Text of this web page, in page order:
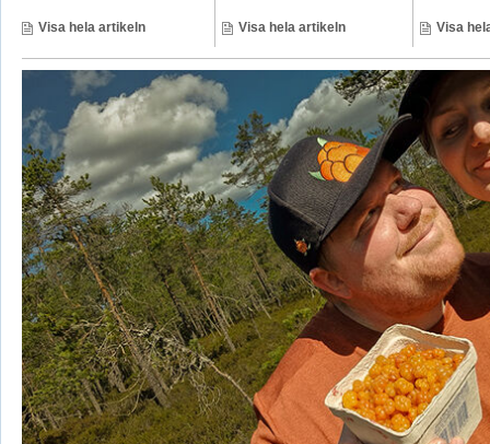
Visa hela artikeln Visa hela artikeln Visa